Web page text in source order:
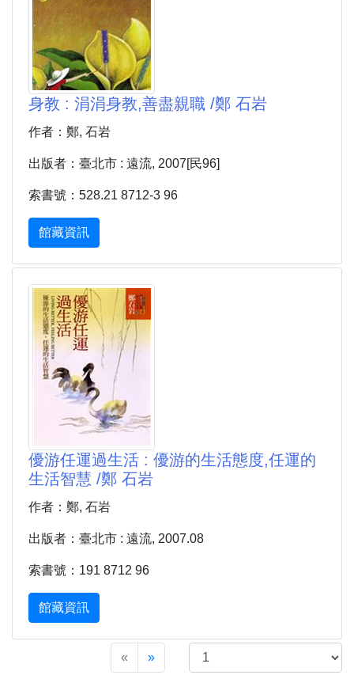
身教 : 涓涓身教,善盡親職 /鄭 石岩
作者：鄭, 石岩
出版者：臺北市 : 遠流, 2007[民96]
索書號：528.21 8712-3 96
館藏資訊
優游任運過生活 : 優游的生活態度,任運的
生活智慧 /鄭 石岩
作者：鄭, 石岩
出版者：臺北市 : 遠流, 2007.08
索書號：191 8712 96
館藏資訊
« »